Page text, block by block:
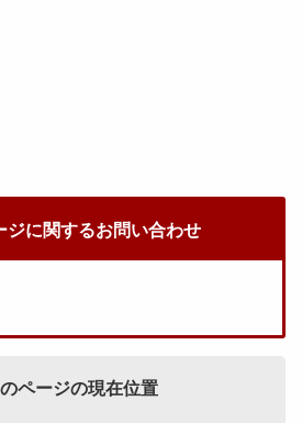
ジに関するお問い合わせ
ページの現在位置